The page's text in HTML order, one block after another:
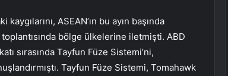
ASEAN’ın bu ayın başında
bölge ülkelerine iletmişti. ABD
sırasında Tayfun Füze Sistemi’ni,
Tayfun Füze Sistemi, Tomahawk